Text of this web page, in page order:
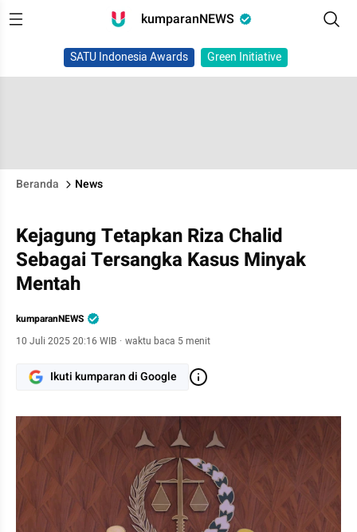
kumparanNEWS
SATU Indonesia Awards Green Initiative
Beranda News
Kejagung Tetapkan Riza Chalid
Sebagai Tersangka Kasus Minyak
Mentah
kumparanNEWS
10 Juli 2025 20:16 WIB · waktu baca 5 menit
Ikuti kumparan di Google